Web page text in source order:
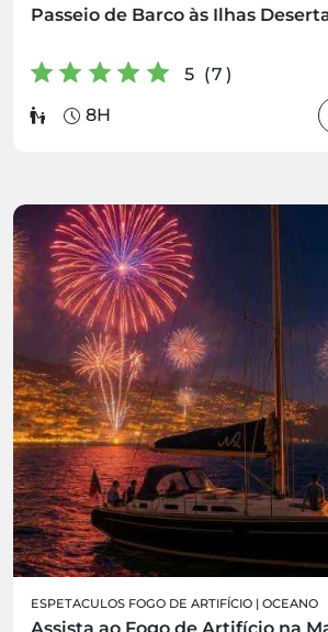
Passeio de Barco às Ilhas
5 (7)
8H
ESPETACULOS FOGO DE ARTIFÍCIO | OCEANO